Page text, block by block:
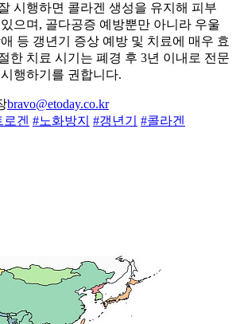
시행하면 콜라겐 생성을 유지해 피부
으며, 골다공증 예방뿐만 아니라 우울
등 갱년기 증상 예방 및 치료에 매우 효
한 치료 시기는 폐경 후 3년 이내로 전문
행하기를 권합니다.
bravo@etoday.co.kr
겐 #노화방지 #갱년기 #콜라겐